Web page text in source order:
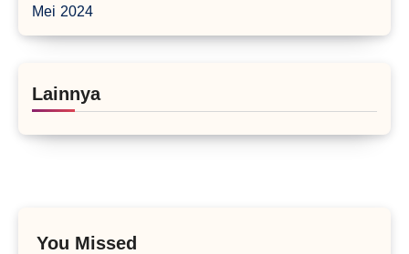
Mei 2024
Lainnya
You Missed